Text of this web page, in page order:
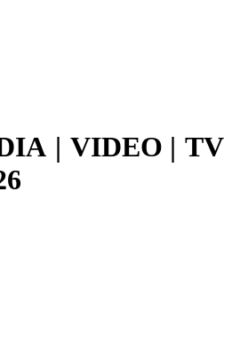
| VIDEO | TV